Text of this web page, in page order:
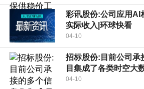
彩讯股份:公司应用AI
实际收入|环球快看
04-10
招标股份:目前公司承
目集成了各类时空大
04-10